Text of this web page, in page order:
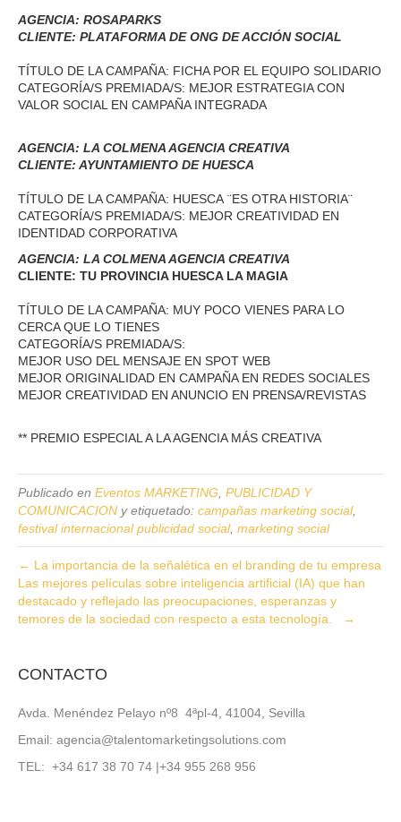
AGENCIA: ROSAPARKS
CLIENTE: PLATAFORMA DE ONG DE ACCIÓN SOCIAL
TÍTULO DE LA CAMPAÑA: FICHA POR EL EQUIPO SOLIDARIO
CATEGORÍA/S PREMIADA/S: MEJOR ESTRATEGIA CON
VALOR SOCIAL EN CAMPAÑA INTEGRADA
AGENCIA: LA COLMENA AGENCIA CREATIVA
CLIENTE: AYUNTAMIENTO DE HUESCA
TÍTULO DE LA CAMPAÑA: HUESCA ¨ES OTRA HISTORIA¨
CATEGORÍA/S PREMIADA/S: MEJOR CREATIVIDAD EN
IDENTIDAD CORPORATIVA
AGENCIA: LA COLMENA AGENCIA CREATIVA
CLIENTE: TU PROVINCIA HUESCA LA MAGIA
TÍTULO DE LA CAMPAÑA: MUY POCO VIENES PARA LO
CERCA QUE LO TIENES
CATEGORÍA/S PREMIADA/S:
MEJOR USO DEL MENSAJE EN SPOT WEB
MEJOR ORIGINALIDAD EN CAMPAÑA EN REDES SOCIALES
MEJOR CREATIVIDAD EN ANUNCIO EN PRENSA/REVISTAS
** PREMIO ESPECIAL A LA AGENCIA MÁS CREATIVA
Publicado en Eventos MARKETING PUBLICIDAD Y
COMUNICACION y etiquetado: campañas marketing social,
festival internacional publicidad social, marketing social
← La importancia de la señalética en el branding de tu empresa
Las mejores películas sobre inteligencia artificial (IA) que han
destacado y reflejado las preocupaciones, esperanzas y
temores de la sociedad con respecto a esta tecnología. →
CONTACTO
Avda. Menéndez Pelayo nº8 4ªpl-4, 41004, Sevilla
Email: agencia@talentomarketingsolutions.com
TEL: +34 617 38 70 74 |+34 955 268 956